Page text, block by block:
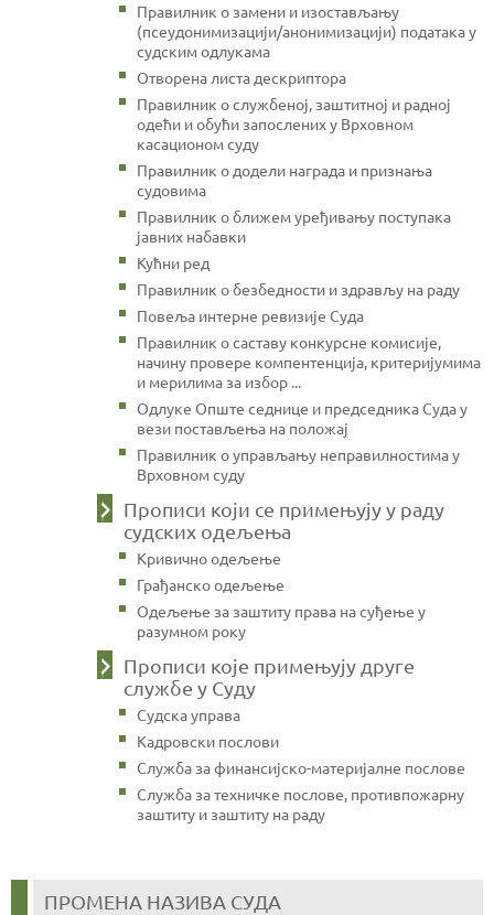
Правилник о замени и изостављању
(псеудонимизацији/анонимизацији) података у
судским одлукама
Отворена листа дескриптора
Правилник о службеној, заштитној и радној
одећи и обући запослених у Врховном
касационом суду
Правилник о додели награда и признања
судовима
Правилник о ближем уређивању поступака
јавних набавки
Кућни ред
Правилник о безбедности и здрављу на раду
Повеља интерне ревизије Суда
Правилник о саставу конкурсне комисије,
начину провере компентенција, критеријумима
и мерилима за избор ...
Одлуке Опште седнице и председника Суда у
вези постављења на положај
Правилник о управљању неправилностима у
Врховном суду
Прописи који се примењују у раду
судских одељења
Кривично одељење
Грађанско одељење
Одељење за заштиту права на суђење у
разумном року
Прописи које примењују друге
службе у Суду
Судска управа
Кадровски послови
Служба за финансијско-материјалне послове
Служба за техничке послове, противпожарну
заштиту и заштиту на раду
ПРОМЕНА НАЗИВА СУДА